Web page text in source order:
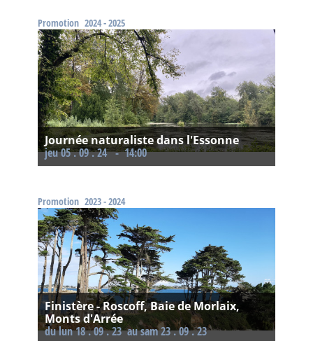
Promotion 2024 - 2025
Journée naturaliste dans l'Essonne
jeu 05 . 09 . 24 - 14:00
Promotion 2023 - 2024
Finistère - Roscoff, Baie de Morlaix,
Monts d'Arrée
Du lun 18 . 09 . 23
au sam 23 . 09 . 23